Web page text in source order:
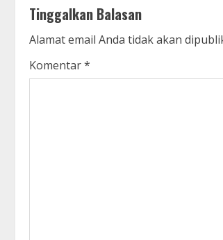
i
n
u
Tinggalkan Balasan
Alamat email Anda tidak akan
Komentar*